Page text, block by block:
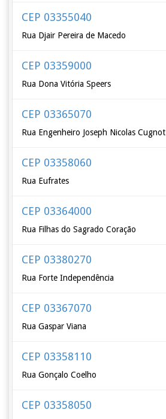
CEP 03355040
Rua Djair Pereira de Macedo
CEP 03359000
Rua Dona Vitória Speers
CEP 03365070
Rua Engenheiro Joseph Nicolas Cugnot
CEP 03358060
Rua Eufrates
CEP 03364000
Rua Filhas do Sagrado Coração
CEP 03380270
Rua Forte Independência
CEP 03367070
Rua Gaspar Viana
CEP 03358110
Rua Gonçalo Coelho
CEP 03358050